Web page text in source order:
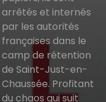
arrêtés et internés
par les autorités
françaises dans le
camp de rétention
de Saint-Just-en-
Chaussée. Profitant
du chaos qui suit